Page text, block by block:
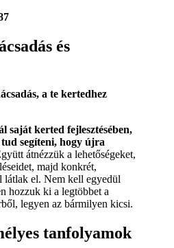
és
a te kertedhez
saját kerted fejlesztésében,
segíteni, hogy újra
átnézzük a lehetőségeket,
majd konkrét,
látlak el. Nem kell egyedül
hozzuk ki a legtöbbet a
legyen az bármilyen kicsi.
tanfolyamok